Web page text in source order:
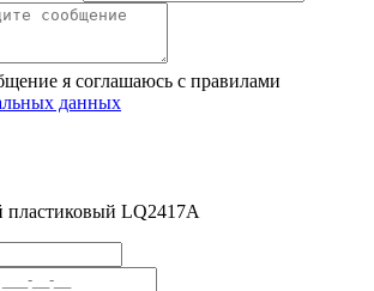
я соглашаюсь с правилами
данных
LQ2417A